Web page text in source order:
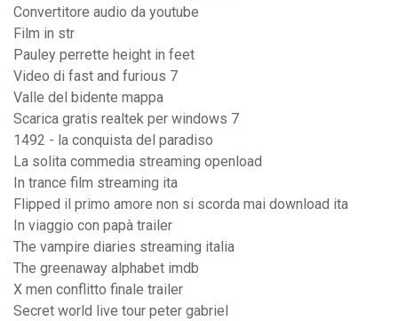
Convertitore audio da youtube
Film in str
Pauley perrette height in feet
Video di fast and furious 7
Valle del bidente mappa
Scarica gratis realtek per windows 7
1492 - la conquista del paradiso
La solita commedia streaming openload
In trance film streaming ita
Flipped il primo amore non si scorda mai download ita
In viaggio con papà trailer
The vampire diaries streaming italia
The greenaway alphabet imdb
X men conflitto finale trailer
Secret world live tour peter gabriel